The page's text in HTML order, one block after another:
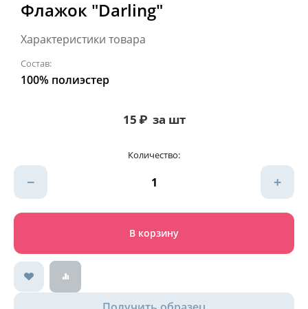
Флажок "Darling"
Характеристики товара
Состав:
100% полиэстер
15₽ за шт
Количество:
+
−
В корзину